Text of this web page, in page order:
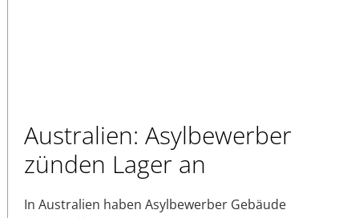
Australien: Asylbewerber
zünden Lager an
In Australien haben Asylbewerber Gebäude